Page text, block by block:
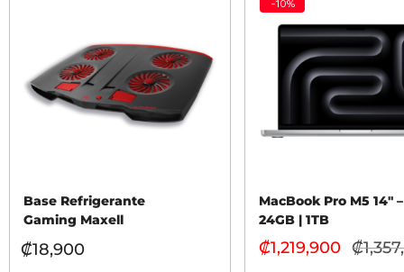
Base Refrigerante
Gaming Maxell
₡18,900
-10%
MacBook Pro M5 14″ –
24GB | 1TB
₡1,219,900 ₡